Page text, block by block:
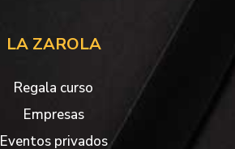
LA ZAROLA
Regala curso
Empresas
Eventos privados